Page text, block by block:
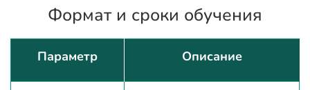
Формат и сроки обучения
Параметр Описание